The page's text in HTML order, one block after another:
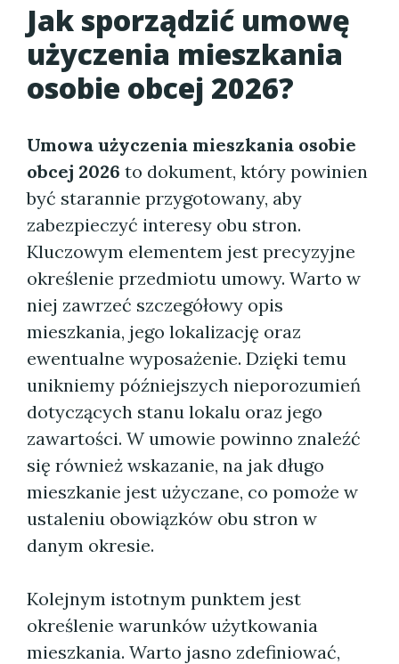
Jak sporządzić umowę
użyczenia mieszkania
osobie obcej 2026?
Umowa użyczenia mieszkania osobie
obcej 2026 to dokument, który powinien
być starannie przygotowany, aby
zabezpieczyć interesy obu stron.
Kluczowym elementem jest precyzyjne
określenie przedmiotu umowy. Warto w
niej zawrzeć szczegółowy opis
mieszkania, jego lokalizację oraz
ewentualne wyposażenie. Dzięki temu
unikniemy późniejszych nieporozumień
dotyczących stanu lokalu oraz jego
zawartości. W umowie powinno znaleźć
się również wskazanie, na jak długo
mieszkanie jest użyczane, co pomoże w
ustaleniu obowiązków obu stron w
danym okresie.
Kolejnym istotnym punktem jest
określenie warunków użytkowania
mieszkania. Warto jasno zdefiniować,